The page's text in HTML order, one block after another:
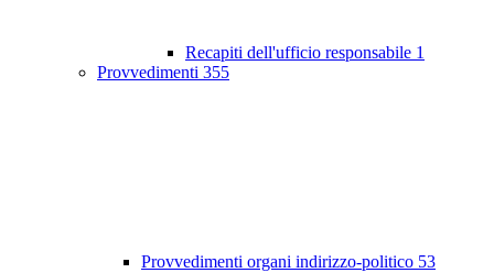
Recapiti dell'ufficio responsabile 1
Provvedimenti 355
Provvedimenti organi indirizzo-politico 53